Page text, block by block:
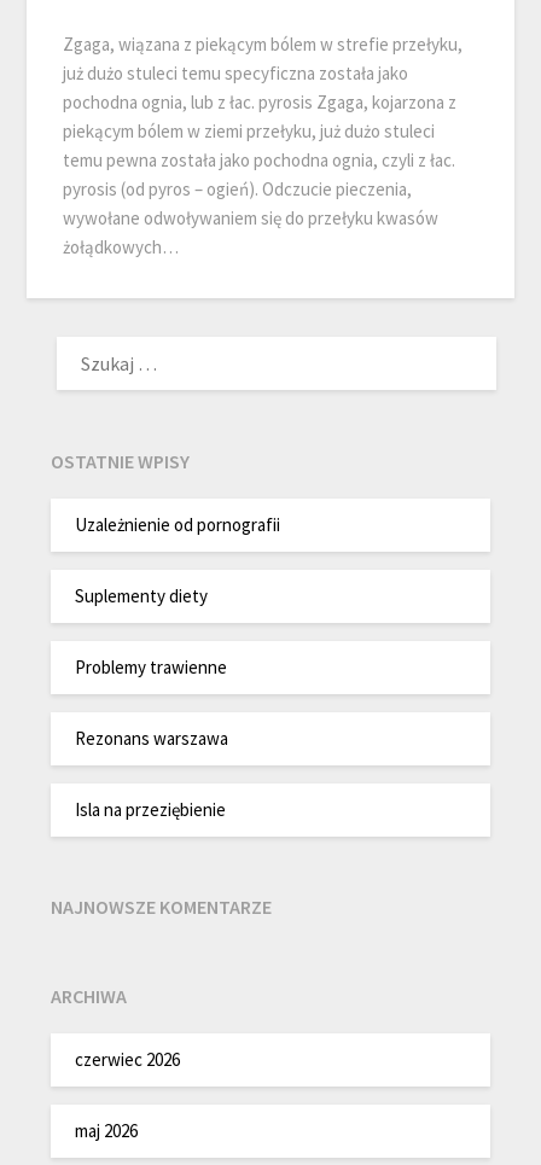
Zgaga, wiązana z piekącym bólem w strefie przełyku,
już dużo stuleci temu specyficzna została jako
pochodna ognia, lub z łac. pyrosis Zgaga, kojarzona z
piekącym bólem w ziemi przełyku, już dużo stuleci
temu pewna została jako pochodna ognia, czyli z łac.
pyrosis (od pyros – ogień). Odczucie pieczenia,
wywołane odwoływaniem się do przełyku kwasów
żołądkowych…
OSTATNIE WPISY
Uzależnienie od pornografii
Suplementy diety
Problemy trawienne
Rezonans warszawa
Isla na przeziębienie
NAJNOWSZE KOMENTARZE
ARCHIWA
czerwiec 2026
maj 2026